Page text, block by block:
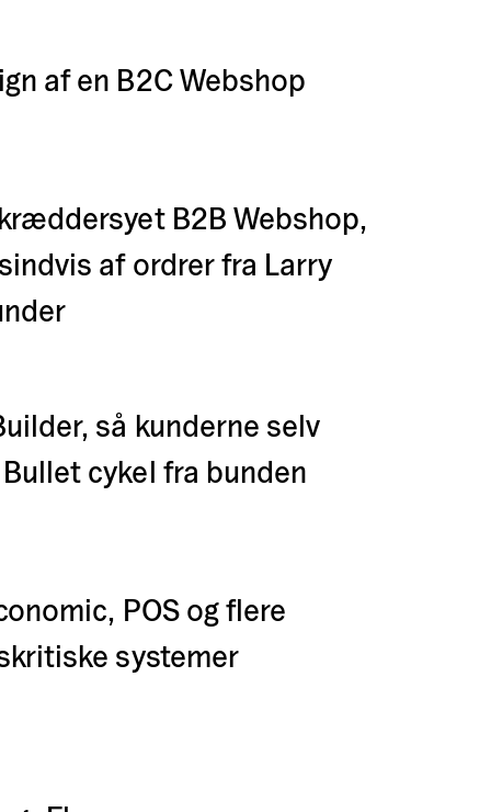
af en B2C Webshop
B2B Webshop,
af ordrer fra Larry
så kunderne selv
cykel fra bunden
POS og flere
systemer